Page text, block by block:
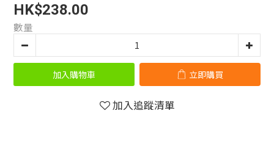
HK$238.00
數量
加入購物車 立即購買
加入追蹤清單